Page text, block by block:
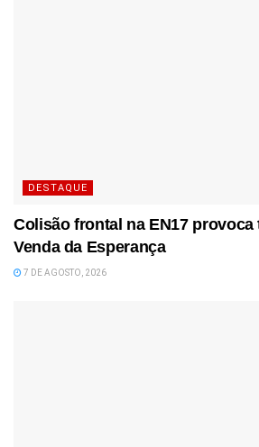
DESTAQUE
Colisão frontal na EN17
Venda da Esperança
7 DE AGOSTO, 2026